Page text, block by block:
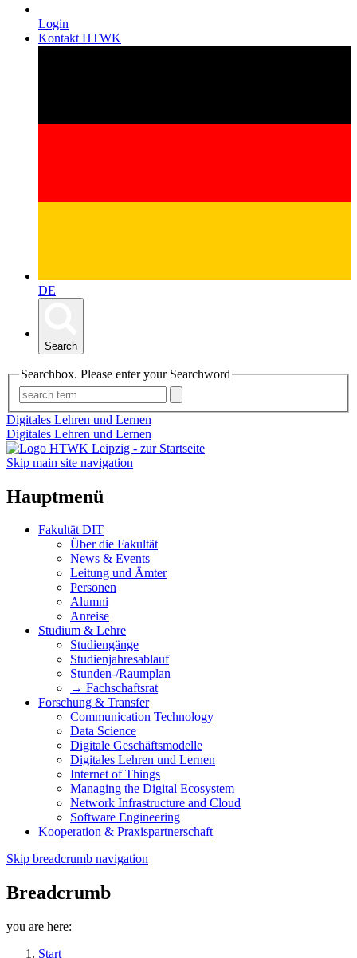
Login
Kontakt HTWK
DE
Search
Searchbox. Please enter your Searchword
Digitales Lehren und Lernen
Digitales Lehren und Lernen
Skip main site navigation
Hauptmenü
Fakultät DIT
Über die Fakultät
News & Events
Leitung und Ämter
Personen
Alumni
Anreise
Studium & Lehre
Studiengänge
Studienjahresablauf
Stunden-/Raumplan
→ Fachschaftsrat
Forschung & Transfer
Communication Technology
Data Science
Digitale Geschäftsmodelle
Digitales Lehren und Lernen
Internet of Things
Managing the Digital Ecosystem
Network Infrastructure and Cloud
Software Engineering
Kooperation & Praxispartnerschaft
Skip breadcrumb navigation
Breadcrumb
you are here:
Start